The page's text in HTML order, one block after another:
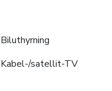
Biluthyrning
Kabel-/satellit-TV